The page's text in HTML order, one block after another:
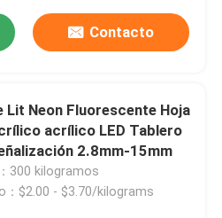
Contacto
Lit Neon Fluorescente Hoja
acrílico LED Tablero
2.8mm-15mm
300 kilogramos
：$2.00 - $3.70/kilograms